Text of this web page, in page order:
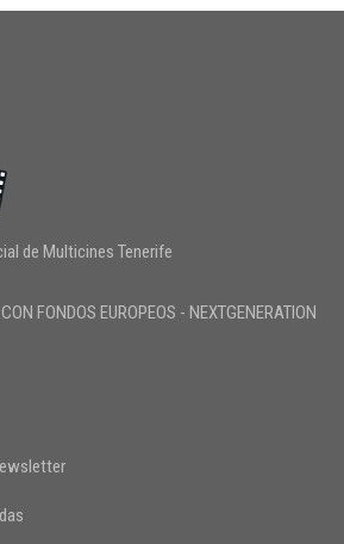
de Multicines Tenerife
FONDOS EUROPEOS - NEXTGENERATION